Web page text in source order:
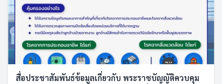
สื่อประชาสัมพันธ์ข้อมูลเกี่ยวกับ พระราชบัญญัติควบคุม